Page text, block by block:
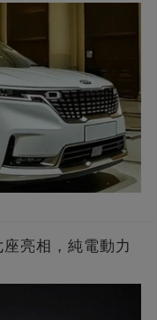
亮相，純電動力